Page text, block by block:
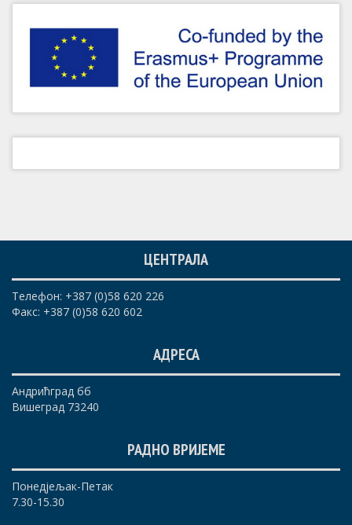
ЦЕНТРАЛА
Телефон: +387 (0)58 620 226
Факс: +387 (0)58 620 602
АДРЕСА
Андрићград бб
Вишеград 73240
РАДНО ВРИЈЕМЕ
Понедјељак-Петак
7.30-15.30